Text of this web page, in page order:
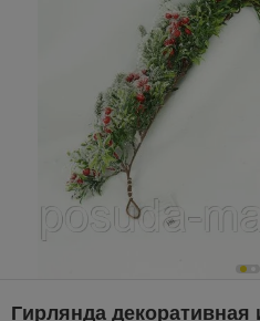
Гирлянда декоративная